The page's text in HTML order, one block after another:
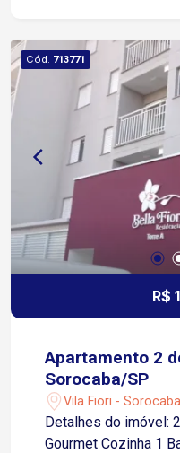
Menos de 1 km da Avenida
minutos da Avenida Ipanema
10 minutos da Avenida
ao Shopping Cidade
supermercados,
padarias,
serviços Transporte
Condomínio Portaria 24 horas Piscinas adulto e
infantil Salão de
Playground Academia
Cód. 713771
R$
Apartamento 2
Sorocaba/SP
Vila Fiori -
Detalhes do imóvel: 2 Dormitórios Sala Sacada
Gourmet Cozinha 1